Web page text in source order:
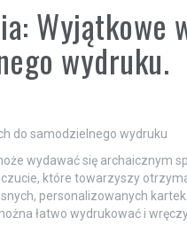
Wyjątkowe
wydruku.
do samodzielnego wydruku
wydawać się archaicznym
które towarzyszy
personalizowanych
łatwo wydrukować i